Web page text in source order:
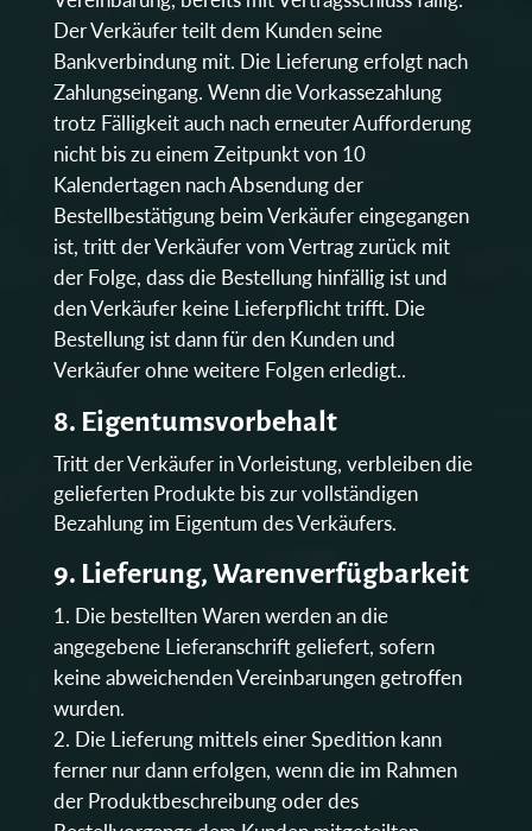
Der Verkäufer teilt dem Kunden seine
Bankverbindung mit. Die Lieferung erfolgt nach
Zahlungseingang. Wenn die Vorkassezahlung
trotz Fälligkeit auch nach erneuter Aufforderung
nicht bis zu einem Zeitpunkt von 10
Kalendertagen nach Absendung der
Bestellbestätigung beim Verkäufer eingegangen
ist, tritt der Verkäufer vom Vertrag zurück mit
der Folge, dass die Bestellung hinfällig ist und
den Verkäufer keine Lieferpflicht trifft. Die
Bestellung ist dann für den Kunden und
Verkäufer ohne weitere Folgen erledigt..
8. Eigentumsvorbehalt
Tritt der Verkäufer in Vorleistung, verbleiben die
gelieferten Produkte bis zur vollständigen
Bezahlung im Eigentum des Verkäufers.
9. Lieferung, Warenverfügbarkeit
Die bestellten Waren werden an die
angegebene Lieferanschrift geliefert, sofern
keine abweichenden Vereinbarungen getroffen
wurden.
Die Lieferung mittels einer Spedition kann
ferner nur dann erfolgen, wenn die im Rahmen
der Produktbeschreibung oder des